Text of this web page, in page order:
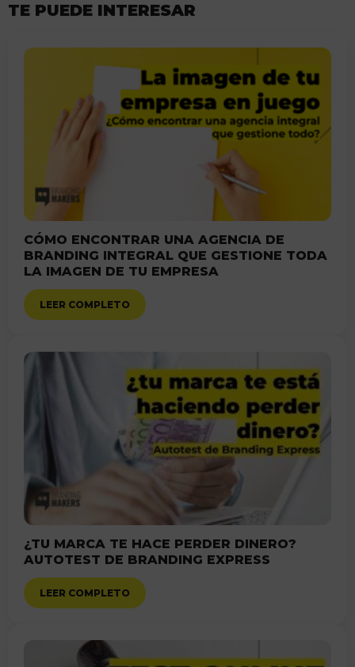
TE PUEDE INTERESAR
CÓMO ENCONTRAR UNA AGENCIA DE
BRANDING INTEGRAL QUE GESTIONE TODA
LA IMAGEN DE TU EMPRESA
LEER COMPLETO
¿TU MARCA TE HACE PERDER DINERO?
AUTOTEST DE BRANDING EXPRESS
LEER COMPLETO